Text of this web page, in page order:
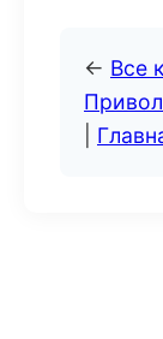
← Все